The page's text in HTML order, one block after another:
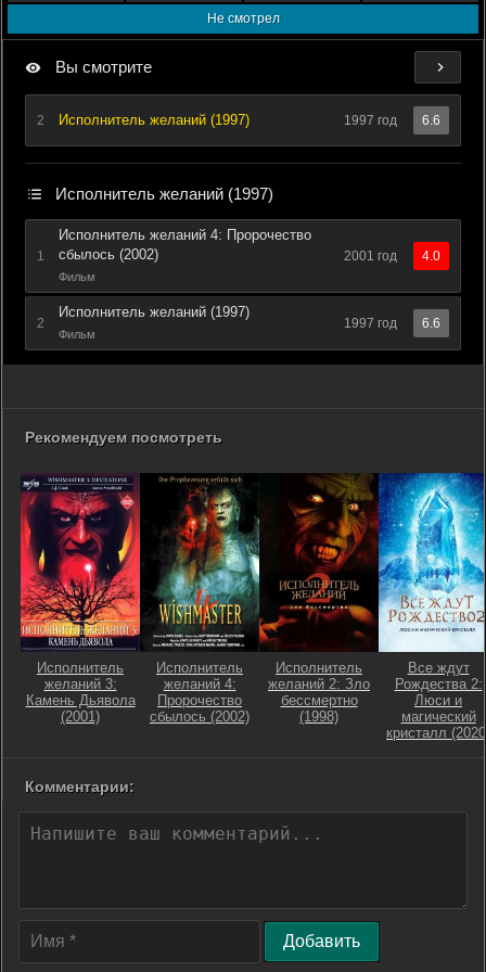
Не смотрел
Вы смотрите
2 Исполнитель желаний (1997) 1997 год 6.6
Исполнитель желаний (1997)
1
Исполнитель желаний 4: Пророчество
сбылось (2002)
Фильм
2001 год 4.0
2
Исполнитель желаний (1997)
Фильм
1997 год 6.6
Рекомендуем посмотреть
Исполнитель
желаний 3:
Камень Дьявола
(2001)
Исполнитель
желаний 4:
Пророчество
сбылось (2002)
Исполнитель
желаний 2: Зло
бессмертно
(1998)
Все ждут
Рождества 2:
Люси и
магический
кристалл
Комментарии:
Добавить